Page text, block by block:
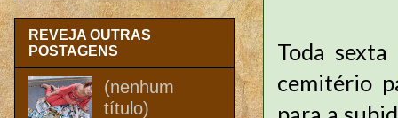
Toda
cemitério
REVEJA OUTRAS
POSTAGENS
(nenhum
título)